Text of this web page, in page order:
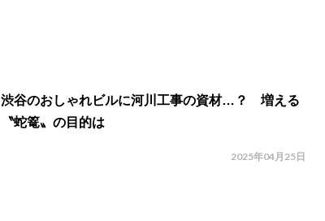
渋谷のおしゃれビルに河川工事の資材…？ 増える
〝蛇篭〟の目的は
2025年04月25日